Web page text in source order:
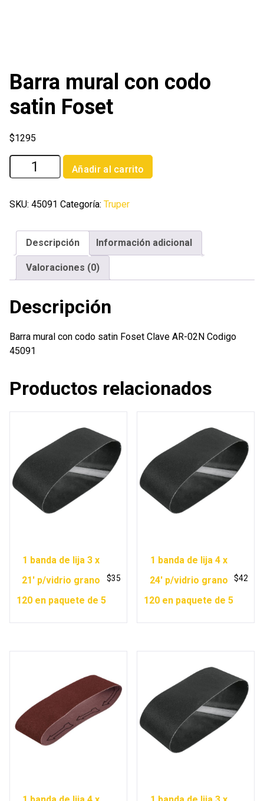
Barra mural con codo
satin Foset
$1295
Barra
mural
codo
Foset
cantidad
Añadir al carrito
SKU: 45091 Categoría: Truper
Descripción Información adicional
Valoraciones (0)
Descripción
Barra mural con codo satin Foset Clave AR-02N Codigo
45091
Productos relacionados
1 banda de lija 3 x
21′ p/vidrio grano
120 en paquete de 5
$35
1 banda de lija 4 x
24′ p/vidrio grano
120 en paquete de 5
$42